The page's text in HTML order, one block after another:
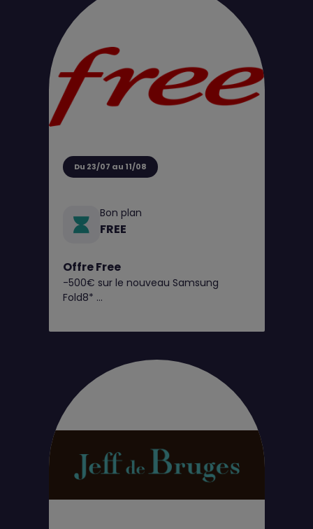
Du 23/07 au 11/08
Bon plan
FREE
Offre Free
-500€ sur le nouveau Samsung
Fold8*